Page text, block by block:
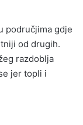
područjima gdje
od drugih.
razdoblja
jer topli i